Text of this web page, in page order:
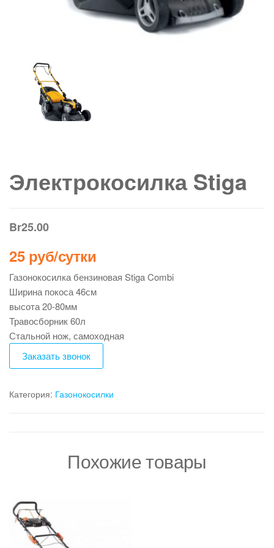
Электрокосилка Stiga
Br25.00
25 руб/сутки
Газонокосилка бензиновая Stiga Combi
Ширина покоса 46см
высота 20-80мм
Травосборник 60л
Стальной нож, самоходная
Заказать звонок
Категория: Газонокосилки
Похожие товары